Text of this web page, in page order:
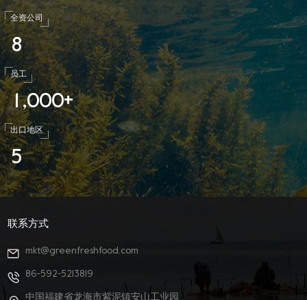
全资公司
8
员工
1 ,000+
出口地区
5
联系方式
mkt@greenfreshfood.com
86-592-5213819
中国福建省龙海市紫泥镇安山工业园